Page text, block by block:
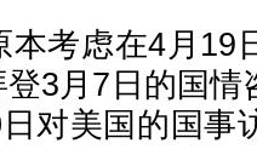
本考虑在4月19
3月7日的国情
对美国的国事